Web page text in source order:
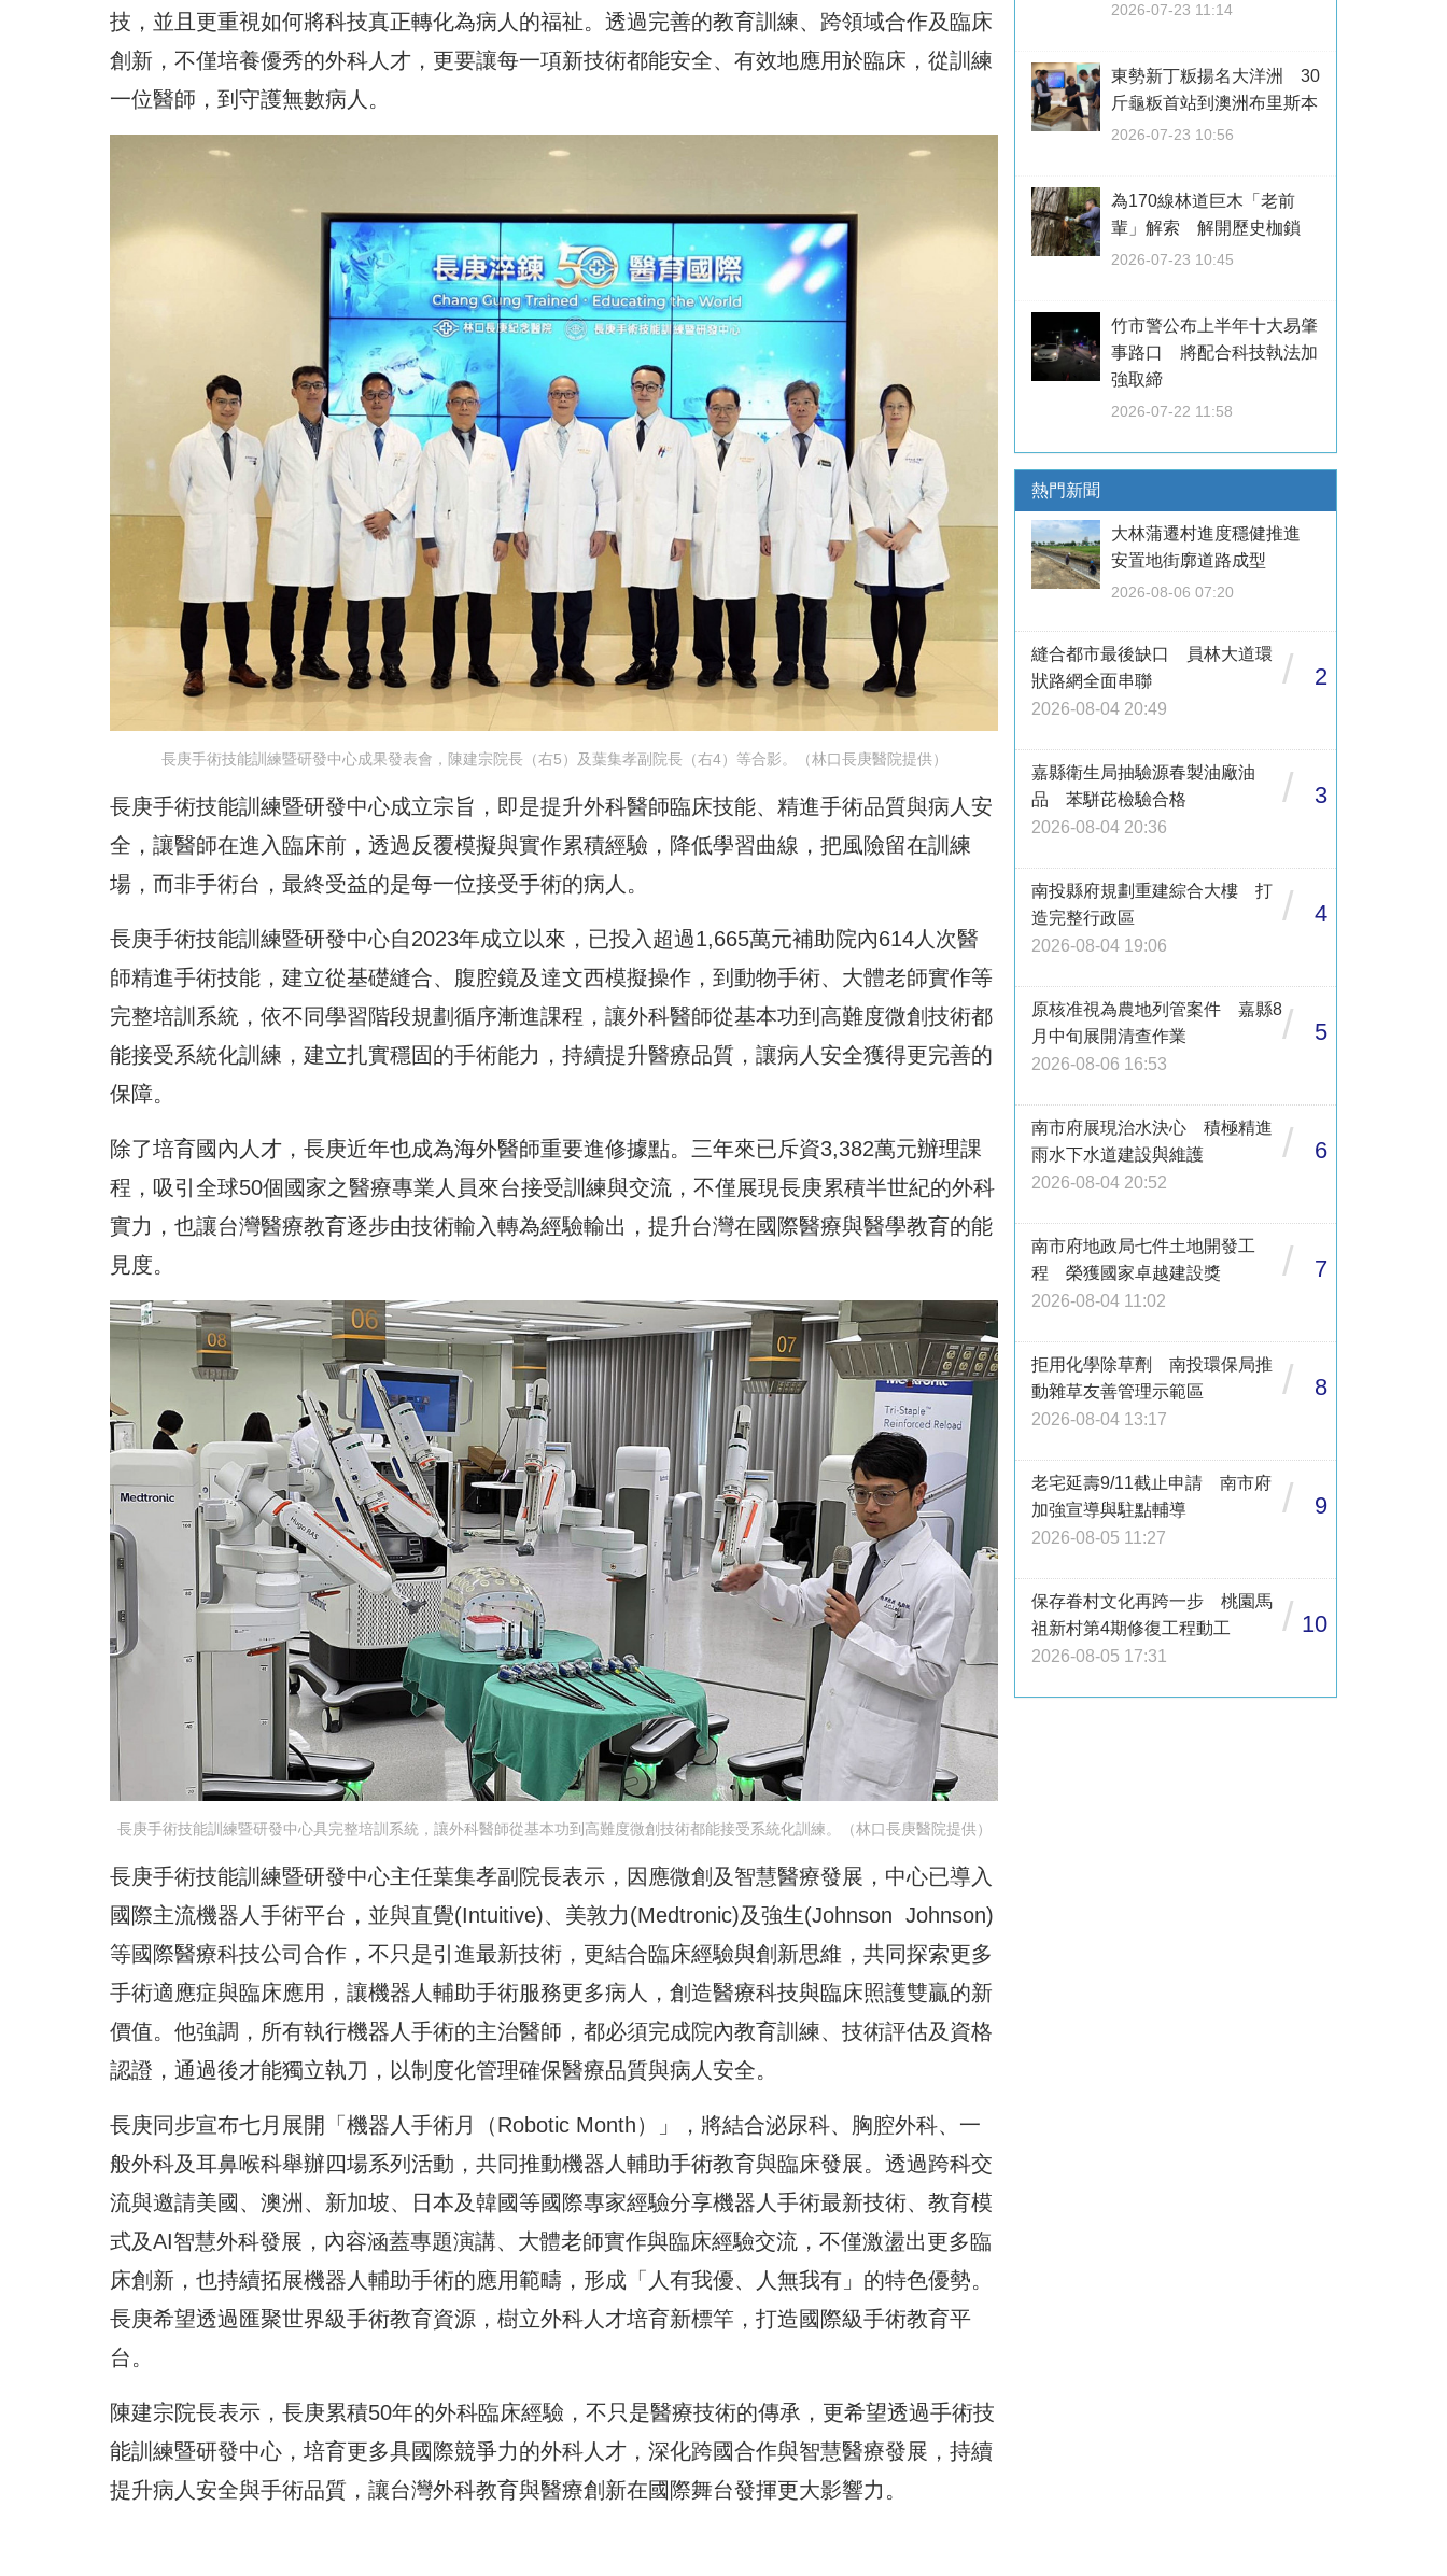
技，並且更重視如何將科技真正轉化為病人的福祉。透過完善的教育訓練、跨領域合作及臨床
創新，不僅培養優秀的外科人才，更要讓每一項新技術都能安全、有效地應用於臨床，從訓練
一位醫師，到守護無數病人。
長庚手術技能訓練暨研發中心成果發表會，陳建宗院長（右5）及葉集孝副院長（右4）等合影。（林口長庚醫院提供）
長庚手術技能訓練暨研發中心成立宗旨，即是提升外科醫師臨床技能、精進手術品質與病人安
全，讓醫師在進入臨床前，透過反覆模擬與實作累積經驗，降低學習曲線，把風險留在訓練
場，而非手術台，最終受益的是每一位接受手術的病人。
長庚手術技能訓練暨研發中心自2023年成立以來，已投入超過1,665萬元補助院內614人次醫
師精進手術技能，建立從基礎縫合、腹腔鏡及達文西模擬操作，到動物手術、大體老師實作等
完整培訓系統，依不同學習階段規劃循序漸進課程，讓外科醫師從基本功到高難度微創技術都
能接受系統化訓練，建立扎實穩固的手術能力，持續提升醫療品質，讓病人安全獲得更完善的
保障。
除了培育國內人才，長庚近年也成為海外醫師重要進修據點。三年來已斥資3,382萬元辦理課
程，吸引全球50個國家之醫療專業人員來台接受訓練與交流，不僅展現長庚累積半世紀的外科
實力，也讓台灣醫療教育逐步由技術輸入轉為經驗輸出，提升台灣在國際醫療與醫學教育的能
見度。
長庚手術技能訓練暨研發中心具完整培訓系統，讓外科醫師從基本功到高難度微創技術都能接受系統化訓練。（林口長庚醫院提供）
長庚手術技能訓練暨研發中心主任葉集孝副院長表示，因應微創及智慧醫療發展，中心已導入
國際主流機器人手術平台，並與直覺(Intuitive)、美敦力(Medtronic)及強生(Johnson Johnson)
等國際醫療科技公司合作，不只是引進最新技術，更結合臨床經驗與創新思維，共同探索更多
手術適應症與臨床應用，讓機器人輔助手術服務更多病人，創造醫療科技與臨床照護雙贏的新
價值。他強調，所有執行機器人手術的主治醫師，都必須完成院內教育訓練、技術評估及資格
認證，通過後才能獨立執刀，以制度化管理確保醫療品質與病人安全。
長庚同步宣布七月展開「機器人手術月（Robotic Month）」，將結合泌尿科、胸腔外科、一
般外科及耳鼻喉科舉辦四場系列活動，共同推動機器人輔助手術教育與臨床發展。透過跨科交
流與邀請美國、澳洲、新加坡、日本及韓國等國際專家經驗分享機器人手術最新技術、教育模
式及AI智慧外科發展，內容涵蓋專題演講、大體老師實作與臨床經驗交流，不僅激盪出更多臨
床創新，也持續拓展機器人輔助手術的應用範疇，形成「人有我優、人無我有」的特色優勢。
長庚希望透過匯聚世界級手術教育資源，樹立外科人才培育新標竿，打造國際級手術教育平
台。
陳建宗院長表示，長庚累積50年的外科臨床經驗，不只是醫療技術的傳承，更希望透過手術技
能訓練暨研發中心，培育更多具國際競爭力的外科人才，深化跨國合作與智慧醫療發展，持續
提升病人安全與手術品質，讓台灣外科教育與醫療創新在國際舞台發揮更大影響力。
2026-07-23 11:14
東勢新丁粄揚名大洋洲 30
斤龜粄首站到澳洲布里斯本
2026-07-23 10:56
為170線林道巨木「老前
輩」解索 解開歷史枷鎖
2026-07-23 10:45
竹市警公布上半年十大易肇
事路口 將配合科技執法加
強取締
2026-07-22 11:58
熱門新聞
大林蒲遷村進度穩健推進
安置地街廓道路成型
2026-08-06 07:20
縫合都市最後缺口 員林大道環
狀路網全面串聯
2026-08-04 20:49
/ 2
嘉縣衛生局抽驗源春製油廠油
品 苯駢芘檢驗合格
2026-08-04 20:36
/ 3
南投縣府規劃重建綜合大樓 打
造完整行政區
2026-08-04 19:06
/ 4
原核准視為農地列管案件 嘉縣8
月中旬展開清查作業
2026-08-06 16:53
/ 5
南市府展現治水決心 積極精進
雨水下水道建設與維護
2026-08-04 20:52
/ 6
南市府地政局七件土地開發工
程 榮獲國家卓越建設獎
2026-08-04 11:02
/ 7
拒用化學除草劑 南投環保局推
動雜草友善管理示範區
2026-08-04 13:17
/ 8
老宅延壽9/11截止申請 南市府
加強宣導與駐點輔導
2026-08-05 11:27
/ 9
保存眷村文化再跨一步 桃園馬
祖新村第4期修復工程動工
2026-08-05 17:31
/ 10